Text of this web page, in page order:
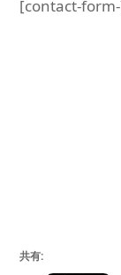
[contact-form-
共有: